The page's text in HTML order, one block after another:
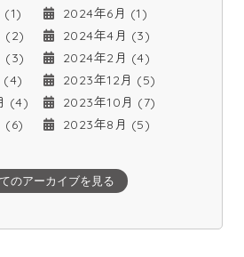
(1)
2024年6月 (1)
(2)
2024年4月 (3)
(3)
2024年2月 (4)
(4)
2023年12月 (5)
(4)
2023年10月 (7)
(6)
2023年8月 (5)
のアーカイブを見る